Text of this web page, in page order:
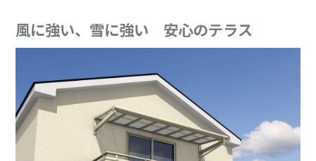
風に強い、雪に強い 安心のテラス